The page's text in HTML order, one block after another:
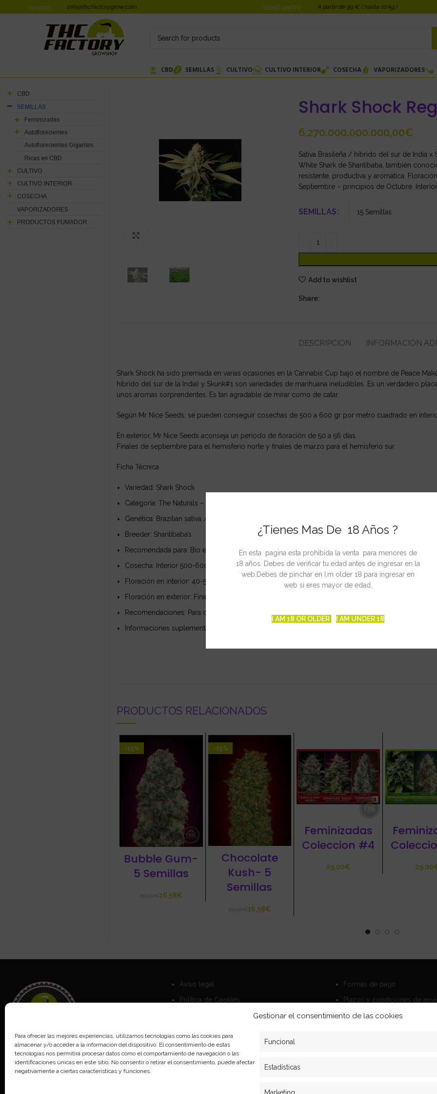
¿Tienes Mas De 18 Años ?
En esta pagina esta prohibida la venta para menores de
18 años. Debes de verificar tu edad antes de ingresar en la
web.Debes de pinchar en I,m older 18 para ingresar en
web si eres mayor de edad.
I AM 18 OR OLDER I AM UNDER 18
Gestionar el consentimiento de las cookies
Para ofrecer las mejores experiencias, utilizamos tecnologías como las cookies para
almacenar y/o acceder a la información del dispositivo. El consentimiento de estas
tecnologías nos permitirá procesar datos como el comportamiento de navegación o las
identificaciones únicas en este sitio. No consentir o retirar el consentimiento, puede afectar
negativamente a ciertas características y funciones.
Funcional
Estadísticas
contacto info@thcfactorygrow.com ENVIO GRATIS! A partir de 99 € ( hasta 10 kg )
CBD SEMILLAS CULTIVO CULTIVO INTERIOR COSECHA VAPORIZADORES
Shark Shock
€
Sativa Brasileña / híbrido del sur de India x
White Shark de Shantibaba, también
resistente, productiva y aromática.
Septiembre – principios de Octubre.
SEMILLAS
Add to wishlist
Share:
DESCRIPCIÓN INFORMACIÓN
Shark Shock ha sido premiada en varias ocasiones en la Cannabis Cup bajo el nombre de Peace
híbrido del sur de la India) y Skunk#1 son variedades de marihuana ineludibles. Es un verdadero
unos aromas sorprendentes. Es tan agradable de mirar como de catar.
Según Mr Nice Seeds, se pueden conseguir cosechas de 500 a 600 gr por metro cuadrado en
En exterior, Mr Nice Seeds aconseja un periodo de floración de 50 a 56 días.
Finales de septiembre para el hemisferio norte y finales de marzo para el hemisferio sur.
Ficha Técnica
Variedad: Shark Shock
Categoría: The Naturals – Old school genetics
Genética: Brazilian sativa / South India x Skunk # 1
Breeder: Shantibaba’s
Recomendada para: Bio e Hydro, interior y exterior/invernaderos
Cosecha: Interior 500-600 gr/m2, Exterior e invernaderos 500 gr/planta
Floración en interior: 40-50 días.
Floración en exterior: Finales de septiembre-Principios de octubre
Recomendaciones: Para cultivadores principiantes y expertos. Esta planta se adapta muy bien en
Informaciones suplementarias: Premiada en varias High Times Cannabis Cup. Aroma excepcional.
PRODUCTOS RELACIONADOS
-15%
Bubble Gum-
5 Semillas
16,58€
-15%
Chocolate
Kush- 5
Semillas
€16,58€
Feminizadas
Coleccion #4
€
CBD
SEMILLAS
Feminizadas
Autoflorecientes
Autoflorecientes Gigantes
Ricas en CBD
CULTIVO
CULTIVO INTERIOR
COSECHA
VAPORIZADORES
PRODUCTOS FUMADOR
Aviso legal
Política de Cookies
Formas de pago
Plazos y condiciones de
Politica de devoluciones